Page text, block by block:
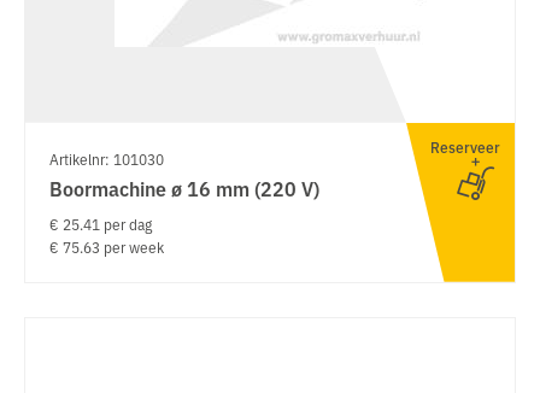
Artikelnr: 101030
Boormachine ø 16 mm (220 V)
€ 25.41 per dag
€ 75.63 per week
Reserveer